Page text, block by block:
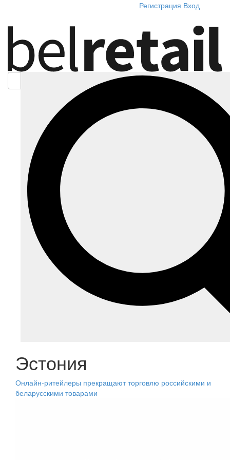
Регистрация Вход
Эстония
Онлайн-ритейлеры прекращают торговлю российскими и
беларусскими товарами